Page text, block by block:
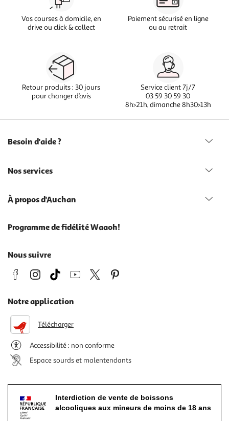
Vos courses à domicile, en
drive ou click & collect
Paiement sécurisé en ligne
ou au retrait
Retour produits : 30 jours
pour changer d’avis
Service client 7j/7
03 59 30 59 30
8h>21h, dimanche 8h30>13h
Besoin d'aide ?
Nos services
À propos d'Auchan
Programme de fidélité Waaoh!
Nous suivre
Notre application
Télécharger
Accessibilité : non conforme
Espace sourds et malentendants
Interdiction de vente de boissons
alcooliques aux mineurs de moins de 18 ans